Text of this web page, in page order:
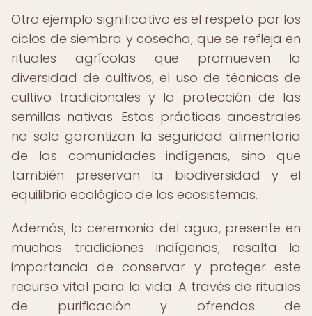
Otro ejemplo significativo es el respeto por los
ciclos de siembra y cosecha, que se refleja en
rituales agrícolas que promueven la
diversidad de cultivos, el uso de técnicas de
cultivo tradicionales y la protección de las
semillas nativas. Estas prácticas ancestrales
no solo garantizan la seguridad alimentaria
de las comunidades indígenas, sino que
también preservan la biodiversidad y el
equilibrio ecológico de los ecosistemas.
Además, la ceremonia del agua, presente en
muchas tradiciones indígenas, resalta la
importancia de conservar y proteger este
recurso vital para la vida. A través de rituales
de purificación y ofrendas de